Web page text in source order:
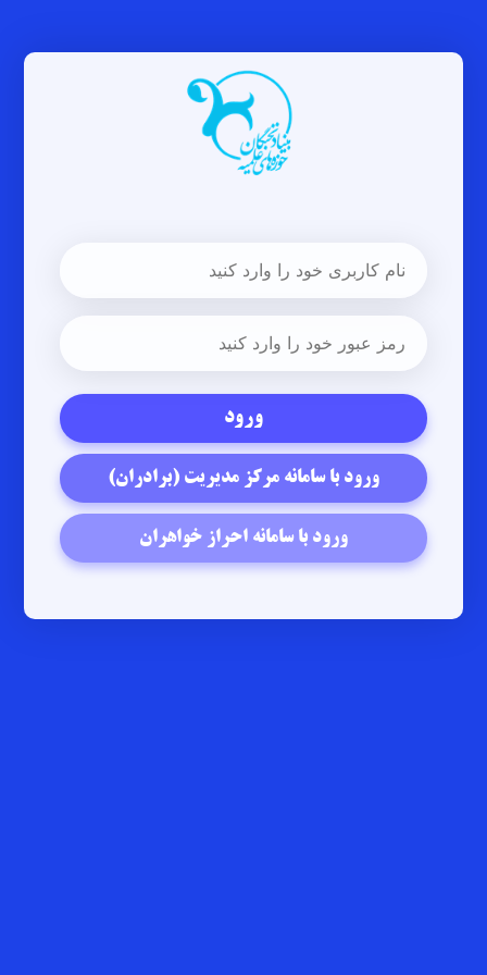
ورود با سامانه مرکز مدیریت (برادران)
ورود با سامانه احراز خواهران